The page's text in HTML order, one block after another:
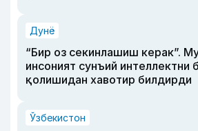
Дунё
“Бир оз секинлашиш керак”.
инсоният сунъий
қолишидан хавотир билдирди
Ўзбекистон